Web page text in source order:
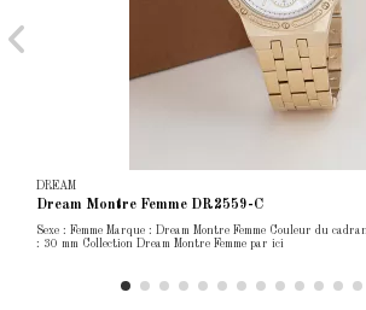
DREAM
Dream Montre Femme DR2559-C
Sexe : Femme Marque : Dream Montre Femme Couleur du
: 30 mm Collection Dream Montre Femme par ici